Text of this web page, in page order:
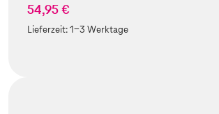
54,95 €
Lieferzeit:1-3 Werktage